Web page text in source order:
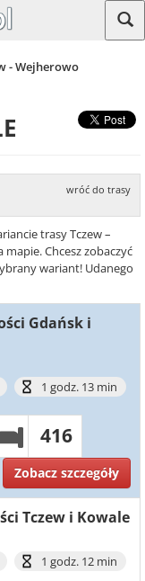
- Wejherowo
wróć do trasy
trasy Tczew –
mapie. Chcesz zobaczyć
wariant! Udanego
Gdańsk i
1 godz. 13 min
416
Zobacz szczegóły
Tczew i Kowale
1 godz. 12 min